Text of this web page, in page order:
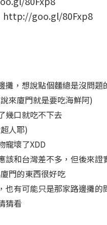
http://goo.gl/80Fxp8
攤，想說點個麵總是沒問題
來廈門就是要吃海鮮阿)
幾口就吃不下去
人耶)
寵壞了XDD
和台灣差不多，但後來
門的東西很好吃
也有可能只是那家路邊攤的
猜看